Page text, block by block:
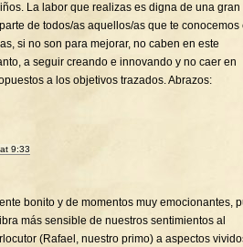
La labor que realizas es digna de una gran
de todos/as aquellos/as que te conocemos
si no son para mejorar, no caben en este
a seguir creando e innovando y no caer en
a los objetivos trazados. Abrazos:
9:33
bonito y de momentos muy emocionantes,
más sensible de nuestros sentimientos al
(Rafael, nuestro primo) a aspectos